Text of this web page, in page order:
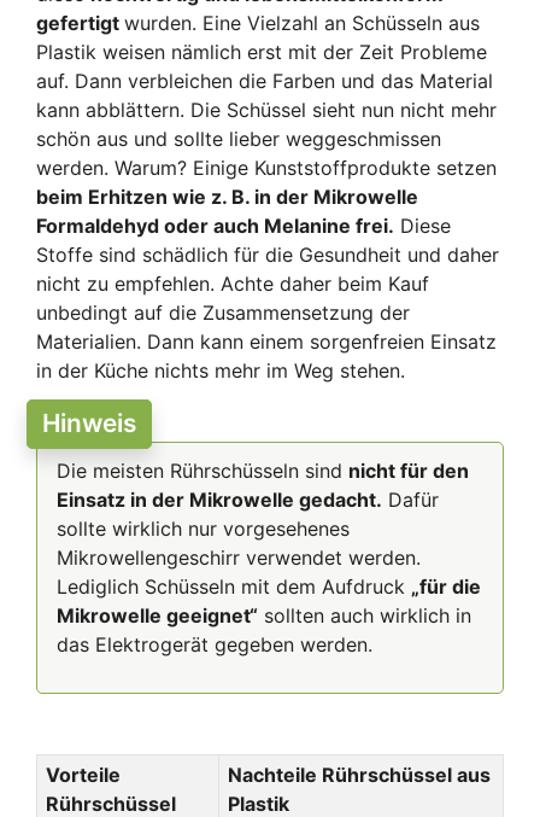
gefertigt wurden. Eine Vielzahl an Schüsseln aus
Plastik weisen nämlich erst mit der Zeit Probleme
auf. Dann verbleichen die Farben und das Material
kann abblättern. Die Schüssel sieht nun nicht mehr
schön aus und sollte lieber weggeschmissen
werden. Warum? Einige Kunststoffprodukte setzen
beim Erhitzen wie z. B. in der Mikrowelle
Formaldehyd oder auch Melanine frei. Diese
Stoffe sind schädlich für die Gesundheit und daher
nicht zu empfehlen. Achte daher beim Kauf
unbedingt auf die Zusammensetzung der
Materialien. Dann kann einem sorgenfreien Einsatz
in der Küche nichts mehr im Weg stehen.
Hinweis
Die meisten Rührschüsseln sind nicht für den
Einsatz in der Mikrowelle gedacht. Dafür
sollte wirklich nur vorgesehenes
Mikrowellengeschirr verwendet werden.
Lediglich Schüsseln mit dem Aufdruck „für die
Mikrowelle geeignet“ sollten auch wirklich in
das Elektrogerät gegeben werden.
Vorteile
Rührschüssel
Nachteile Rührschüssel aus
Plastik